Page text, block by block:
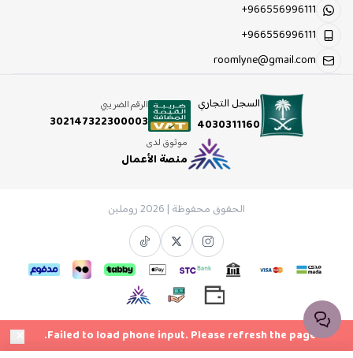
+966556996111
+966556996111
roomlyne@gmail.com
السجل التجاري
4030311160
الرقم الضريبي
302147322300003
موثوق لدى
منصة الأعمال
الحقوق محفوظة | 2026 روملين
× Failed to load phone input. Please refresh the page.